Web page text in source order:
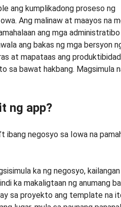
ang kumplikadong proseso ng
Ang malinaw at maayos na
ang mga
ang bakas ng mga bersyon
at mapataas ang
sa bawat hakbang. Magsimula
ng app?
ibang negosyo sa Iowa na
ka ng negosyo,
ka makaligtaan ng anumang
sa proyekto ang template na